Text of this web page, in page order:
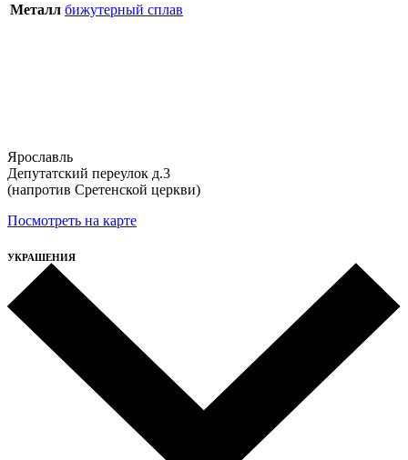
Металл бижутерный сплав
Ярославль
Депутатский переулок д.3
(напротив Сретенской церкви)
Посмотреть на карте
УКРАШЕНИЯ